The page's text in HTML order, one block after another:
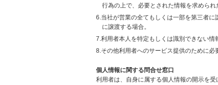
行為の上で、必要とされた情報を求められ
6.当社が営業の全てもしくは一部を第三者
に譲渡する場合。
7.利用者本人を特定もしくは識別できない情
8.その他利用者へのサービス提供のために必
個人情報に関する問合せ窓口
利用者は、自身に属する個人情報の開示を